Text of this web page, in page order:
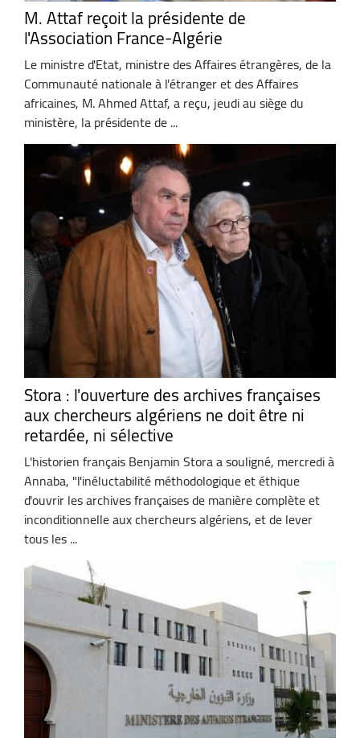
M. Attaf reçoit la présidente de
l'Association France-Algérie
Le ministre d'Etat, ministre des Affaires étrangères, de la
Communauté nationale à l'étranger et des Affaires
africaines, M. Ahmed Attaf, a reçu, jeudi au siège du
ministère, la présidente de ...
Stora : l'ouverture des archives françaises
aux chercheurs algériens ne doit être ni
retardée, ni sélective
L'historien français Benjamin Stora a souligné, mercredi à
Annaba, "l'inéluctabilité méthodologique et éthique
d'ouvrir les archives françaises de manière complète et
inconditionnelle aux chercheurs algériens, et de lever
tous les ...